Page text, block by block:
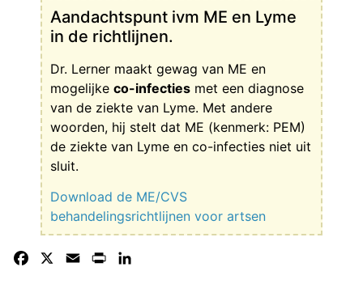
Aandachtspunt ivm ME en Lyme
in de richtlijnen.
Dr. Lerner maakt gewag van ME en
mogelijke co-infecties met een diagnose
van de ziekte van Lyme. Met andere
woorden, hij stelt dat ME (kenmerk: PEM)
de ziekte van Lyme en co-infecties niet uit
sluit.
Download de ME/CVS
behandelingsrichtlijnen voor artsen
Facebook Email Print